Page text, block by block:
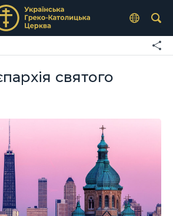
святого